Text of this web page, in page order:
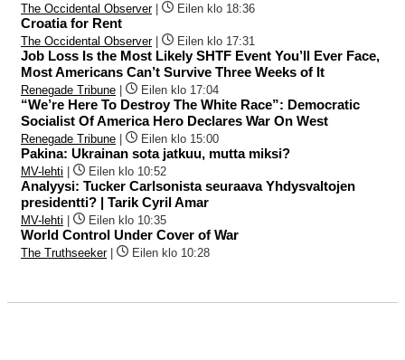
The Occidental Observer| Eilen klo 18:36
Croatia for Rent
The Occidental Observer| Eilen klo 17:31
Job Loss Is the Most Likely SHTF Event You’ll Ever Face,
Most Americans Can’t Survive Three Weeks of It
Renegade Tribune | Eilen klo 17:04
“We’re Here To Destroy The White Race”: Democratic
Socialist Of America Hero Declares War On West
Renegade Tribune | Eilen klo 15:00
Pakina: Ukrainan sota jatkuu, mutta miksi?
MV-lehti | Eilen klo 10:52
Analyysi: Tucker Carlsonista seuraava Yhdysvaltojen
presidentti? | Tarik Cyril Amar
MV-lehti | Eilen klo 10:35
World Control Under Cover of War
The Truthseeker| Eilen klo 10:28